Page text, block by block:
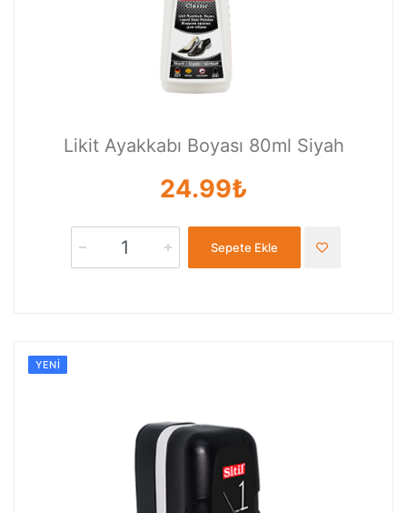
Likit Ayakkabı Boyası 80ml Siyah
24.99₺
Sepete Ekle
YENI